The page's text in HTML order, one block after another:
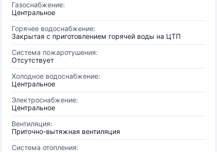
Газоснабжение:
Центральное
Горячее водоснабжение:
Закрытая с приготовлением горячей воды на ЦТП
Система пожаротушения:
Отсутствует
Холодное водоснабжение:
Центральное
Электроснабжение:
Центральное
Вентиляция:
Приточно-вытяжная вентиляция
Система отопления: